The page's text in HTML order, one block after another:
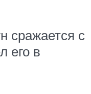
сражается с
его в